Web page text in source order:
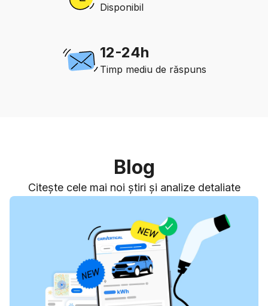
Disponibil
12-24h
Timp mediu de răspuns
Blog
Citește cele mai noi știri și analize detaliate